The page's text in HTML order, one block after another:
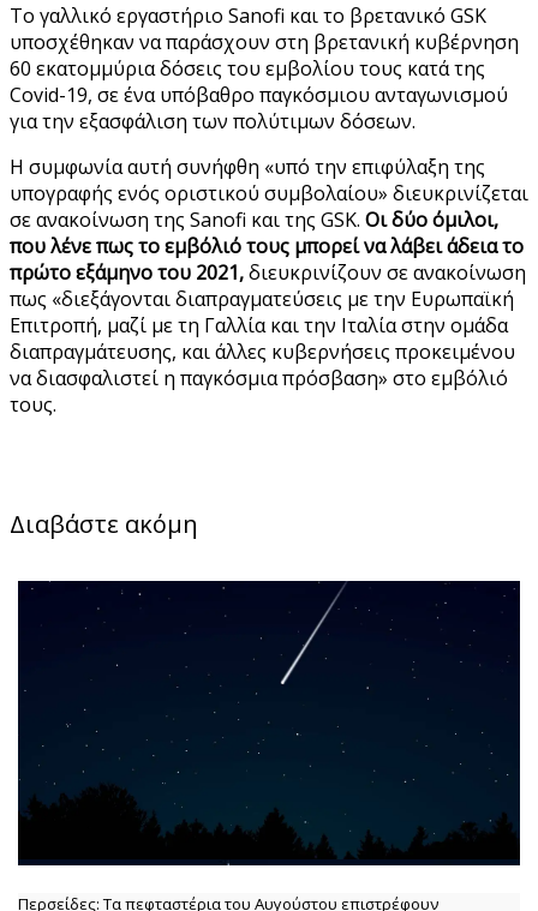
Το γαλλικό εργαστήριο Sanofi και το βρετανικό GSK
υποσχέθηκαν να παράσχουν στη βρετανική κυβέρνηση
60 εκατομμύρια δόσεις του εμβολίου τους κατά της
Covid-19, σε ένα υπόβαθρο παγκόσμιου ανταγωνισμού
για την εξασφάλιση των πολύτιμων δόσεων.
Η συμφωνία αυτή συνήφθη «υπό την επιφύλαξη της
υπογραφής ενός οριστικού συμβολαίου» διευκρινίζεται
σε ανακοίνωση της Sanofi και της GSK. Οι δύο όμιλοι,
που λένε πως το εμβόλιό τους μπορεί να λάβει άδεια το
πρώτο εξάμηνο του 2021,διευκρινίζουν σε ανακοίνωση
πως «διεξάγονται διαπραγματεύσεις με την Ευρωπαϊκή
Επιτροπή, μαζί με τη Γαλλία και την Ιταλία στην ομάδα
διαπραγμάτευσης, και άλλες κυβερνήσεις προκειμένου
να διασφαλιστεί η παγκόσμια πρόσβαση» στο εμβόλιό
τους.
Διαβάστε ακόμη
Περσείδες: Τα πεφταστέρια του Αυγούστου επιστρέφουν